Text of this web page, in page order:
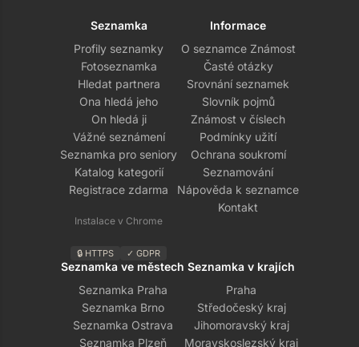
Seznamka
Profily seznamky
Fotoseznamka
Hledat partnera
Ona hledá jeho
On hledá ji
Vážné seznámení
Seznamka pro seniory
Katalog kategorií
Registrace zdarma
Instalace v Chrome
🔒 HTTPS ✓ GDPR
Informace
O seznamce Známost
Časté otázky
Srovnání seznamek
Slovník pojmů
Známost v číslech
Podmínky užití
Ochrana soukromí
Seznamování
Nápověda k seznamce
Kontakt
Seznamka ve městech
Seznamka Praha
Seznamka Brno
Seznamka Ostrava
Seznamka Plzeň
Seznamka v krajích
Praha
Středočeský kraj
Jihomoravský kraj
Moravskoslezský kraj